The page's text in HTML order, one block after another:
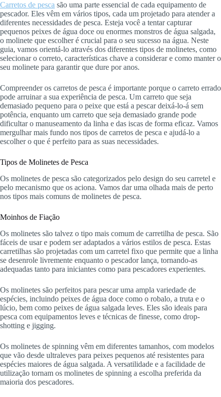
Carretos de pesca são uma parte essencial de cada equipamento de
pescador. Eles vêm em vários tipos, cada um projetado para atender a
diferentes necessidades de pesca. Esteja você a tentar capturar
pequenos peixes de água doce ou enormes monstros de água salgada,
o molinete que escolher é crucial para o seu sucesso na água. Neste
guia, vamos orientá-lo através dos diferentes tipos de molinetes, como
selecionar o correto, características chave a considerar e como manter o
seu molinete para garantir que dure por anos.
Compreender os carretos de pesca é importante porque o carreto errado
pode arruinar a sua experiência de pesca. Um carreto que seja
demasiado pequeno para o peixe que está a pescar deixá-lo-á sem
potência, enquanto um carreto que seja demasiado grande pode
dificultar o manuseamento da linha e das iscas de forma eficaz. Vamos
mergulhar mais fundo nos tipos de carretos de pesca e ajudá-lo a
escolher o que é perfeito para as suas necessidades.
Tipos de Molinetes de Pesca
Os molinetes de pesca são categorizados pelo design do seu carretel e
pelo mecanismo que os aciona. Vamos dar uma olhada mais de perto
nos tipos mais comuns de molinetes de pesca.
Moinhos de Fiação
Os molinetes são talvez o tipo mais comum de carretilha de pesca. São
fáceis de usar e podem ser adaptados a vários estilos de pesca. Estas
carretilhas são projetadas com um carretel fixo que permite que a linha
se desenrole livremente enquanto o pescador lança, tornando-as
adequadas tanto para iniciantes como para pescadores experientes.
Os molinetes são perfeitos para pescar uma ampla variedade de
espécies, incluindo peixes de água doce como o robalo, a truta e o
lúcio, bem como peixes de água salgada leves. Eles são ideais para
pesca com equipamentos leves e técnicas de finesse, como drop-
shotting e jigging.
Os molinetes de spinning vêm em diferentes tamanhos, com modelos
que vão desde ultraleves para peixes pequenos até resistentes para
espécies maiores de água salgada. A versatilidade e a facilidade de
utilização tornam os molinetes de spinning a escolha preferida da
maioria dos pescadores.